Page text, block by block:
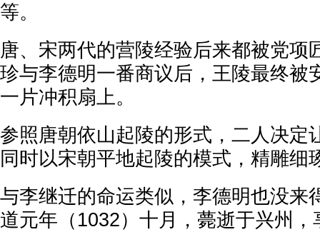
等。
唐、宋两代的营陵经验后来都被党项
珍与李德明一番商议后，王陵最终被
一片冲积扇上。
参照唐朝依山起陵的形式，二人决定
同时以宋朝平地起陵的模式，精雕细
与李继迁的命运类似，李德明也没来
道元年（1032）十月，薨逝于兴州